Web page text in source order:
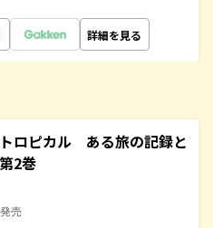
詳細を見る
ロピカル ある旅の記録と
2巻
売